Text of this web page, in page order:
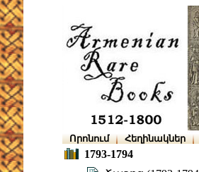
Որոնում Հեղինակներ
1793-1794